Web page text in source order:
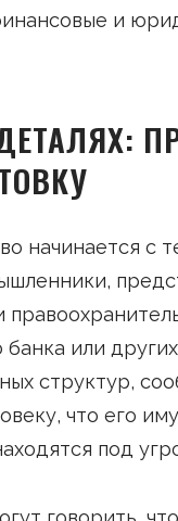
и
начинается с
или других
структур,
что его
под